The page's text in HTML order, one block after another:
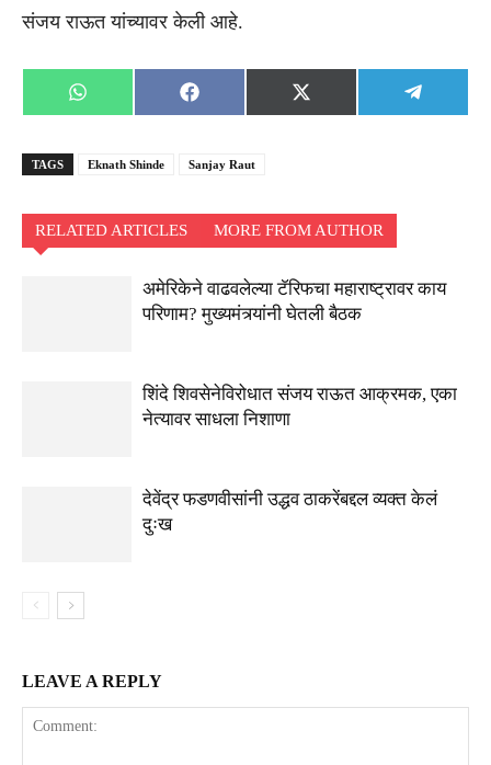
संजय राऊत यांच्यावर केली आहे.
Share
on
WhatsApp
Share
on
Facebook
Share
on
X
(Twitter)
Share
on
TAGS Eknath Shinde Sanjay Raut
RELATED ARTICLES MORE FROM AUTHOR
अमेरिकेने वाढवलेल्या टॅरिफचा महाराष्ट्रावर काय
परिणाम? मुख्यमंत्र्यांनी घेतली बैठक
शिंदे शिवसेनेविरोधात संजय राऊत आक्रमक, एका
नेत्यावर साधला निशाणा
देवेंद्र फडणवीसांनी उद्धव ठाकरेंबद्दल व्यक्त केलं
दुःख
LEAVE A REPLY